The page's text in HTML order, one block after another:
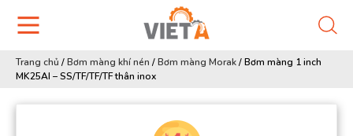
Trang chủ /Bơm màng khí nén /Bơm màng Morak/Bơm màng 1 inch
MK25AI – SS/TF/TF/TF thân inox